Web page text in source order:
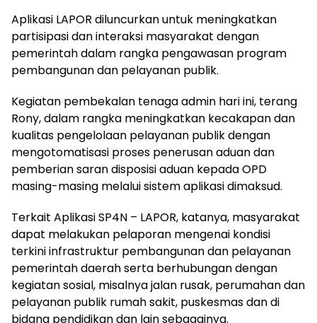
Aplikasi LAPOR diluncurkan untuk meningkatkan
partisipasi dan interaksi masyarakat dengan
pemerintah dalam rangka pengawasan program
pembangunan dan pelayanan publik.
Kegiatan pembekalan tenaga admin hari ini, terang
Rony, dalam rangka meningkatkan kecakapan dan
kualitas pengelolaan pelayanan publik dengan
mengotomatisasi proses penerusan aduan dan
pemberian saran disposisi aduan kepada OPD
masing-masing melalui sistem aplikasi dimaksud.
Terkait Aplikasi SP4N – LAPOR, katanya, masyarakat
dapat melakukan pelaporan mengenai kondisi
terkini infrastruktur pembangunan dan pelayanan
pemerintah daerah serta berhubungan dengan
kegiatan sosial, misalnya jalan rusak, perumahan dan
pelayanan publik rumah sakit, puskesmas dan di
bidang pendidikan dan lain sebagainya.